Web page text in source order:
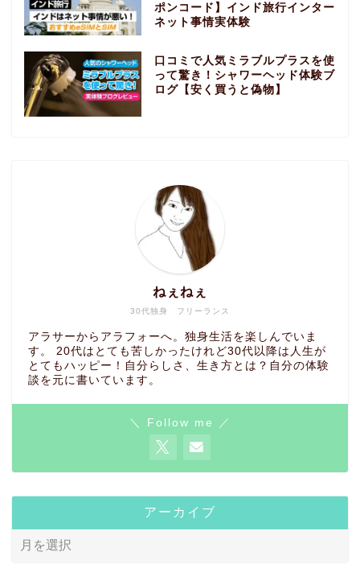
ポンコード】インド旅行インター
ネット事情実体験
口コミで人気ミラブルプラスを使
って驚き！シャワーヘッド体験ブ
ログ【安く買うと偽物】
30代独身 フリーランス
ねぇねぇ
アラサーからアラフォーへ。独身生活を楽しんでいま
す。 20代はとても苦しかったけれど30代以降は人生が
とてもハッピー！自分らしさ、生き方とは？自分の体験
談を元に書いています。
＼ Follow me ／
アーカイブ